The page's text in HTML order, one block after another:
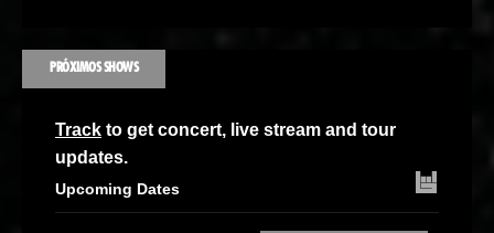
PRÓXIMOS SHOWS
Track to get concert, live stream and tour
updates.
Upcoming Dates